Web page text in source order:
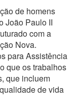
de homens
João Paulo II
com a
Nova.
para Assistência
que os trabalhos
que incluem
de vida